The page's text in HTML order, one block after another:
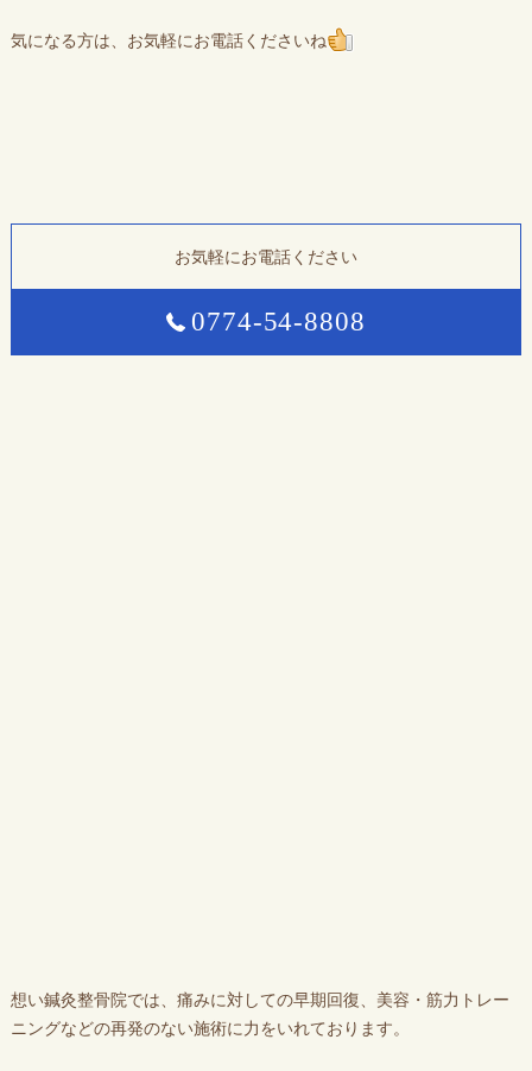
気になる方は、お気軽にお電話くださいね
お気軽にお電話ください
0774-54-8808
想い鍼灸整骨院では、痛みに対しての早期回復、美容・筋力トレー
ニングなどの再発のない施術に力をいれております。